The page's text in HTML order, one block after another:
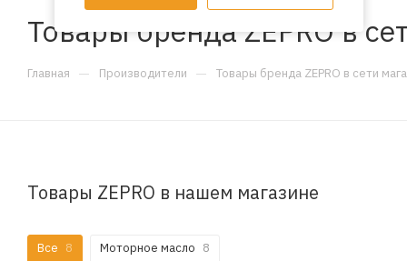
Товары бренда ZEPRO в
Главная — Производители — Товары бренда ZEPRO в сети
Товары ZEPRO в нашем магазине
Все 8 Моторное масло 8